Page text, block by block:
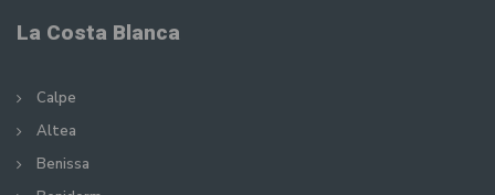
La Costa Blanca
Calpe
Altea
Benissa